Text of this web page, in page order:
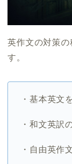
英作文の対策
す。
・基本英文
・和文英訳
・自由英作